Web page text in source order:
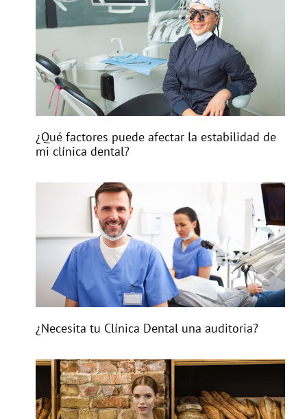
¿Qué factores puede afectar la estabilidad de
mi clínica dental?
¿Necesita tu Clínica Dental una auditoria?